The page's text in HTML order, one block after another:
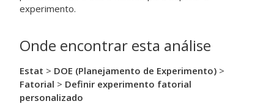
experimento.
Onde encontrar esta análise
Estat > DOE (Planejamento de Experimento) >
Fatorial > Definir experimento fatorial
personalizado